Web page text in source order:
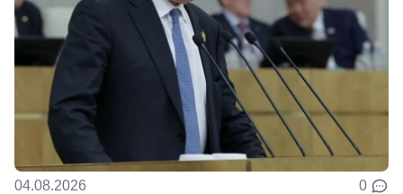
04.08.2026 0